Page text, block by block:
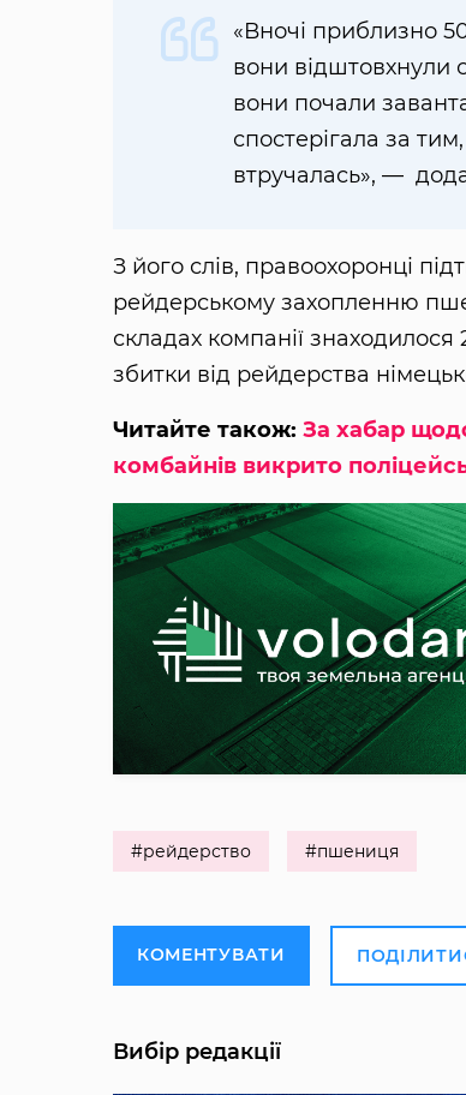
«Вночі приблизно
вони відштовхнули
вони почали
спостерігала за
втручалась», —
З його слів, правоохоронці
рейдерському захопленню
складах компанії
збитки від рейдерства
Читайте також: За хабар
комбайнів викрито
#рейдерство #пшениця
КОМЕНТУВАТИ
Вибір редакції